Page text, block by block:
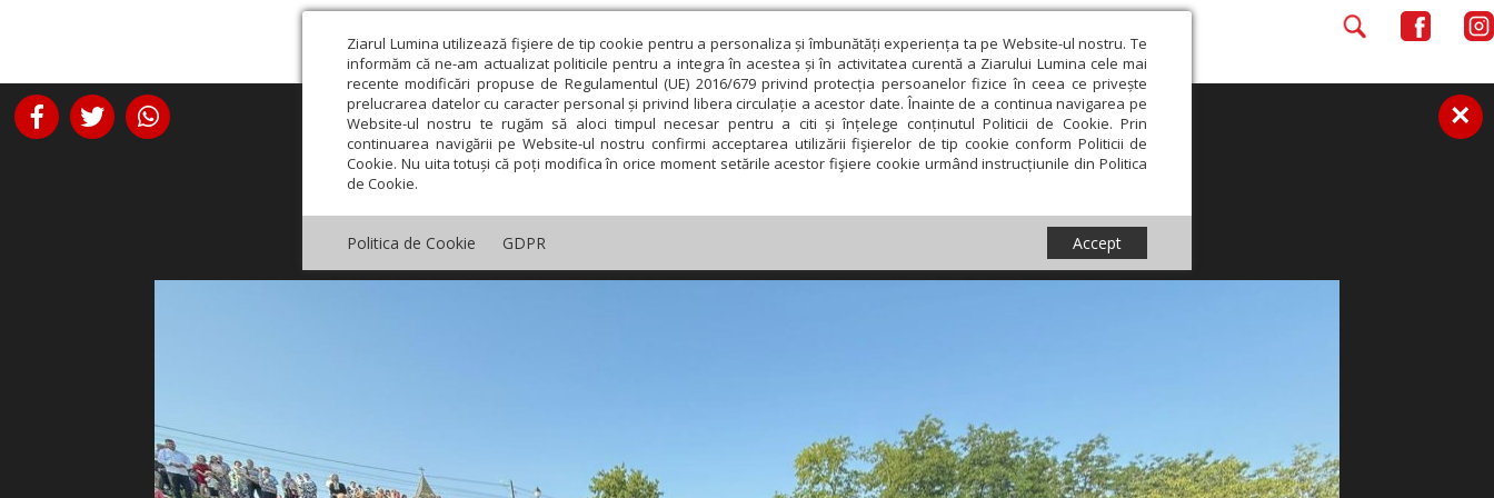
Ziarul Lumina utilizează fişiere de tip cookie pentru a personaliza și îmbunătăți experiența ta pe Website-ul nostru. Te
informăm că ne-am actualizat politicile pentru a integra în acestea și în activitatea curentă a Ziarului Lumina cele mai
recente modificări propuse de Regulamentul (UE) 2016/679 privind protecția persoanelor fizice în ceea ce privește
prelucrarea datelor cu caracter personal și privind libera circulație a acestor date. Înainte de a continua navigarea pe
Website-ul nostru te rugăm să aloci timpul necesar pentru a citi și înțelege conținutul Politicii de Cookie. Prin
continuarea navigării pe Website-ul nostru confirmi acceptarea utilizării fişierelor de tip cookie conform Politicii de
Cookie. Nu uita totuși că poți modifica în orice moment setările acestor fişiere cookie urmând instrucțiunile din Politica
de Cookie.
Politica de Cookie GDPR Accept
×